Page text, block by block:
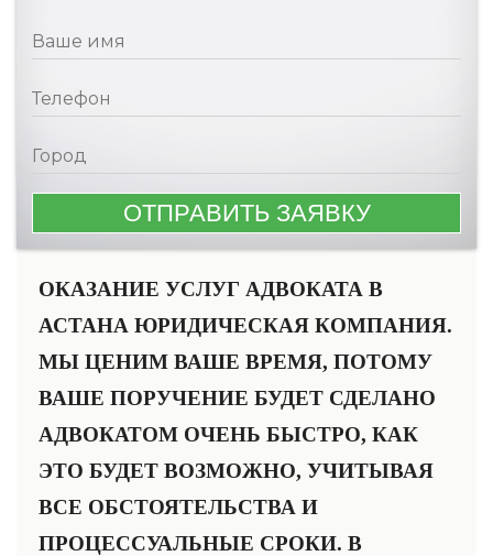
ОКАЗАНИЕ УСЛУГ АДВОКАТА В
АСТАНА ЮРИДИЧЕСКАЯ КОМПАНИЯ.
МЫ ЦЕНИМ ВАШЕ ВРЕМЯ, ПОТОМУ
ВАШЕ ПОРУЧЕНИЕ БУДЕТ СДЕЛАНО
АДВОКАТОМ ОЧЕНЬ БЫСТРО, КАК
ЭТО БУДЕТ ВОЗМОЖНО, УЧИТЫВАЯ
ВСЕ ОБСТОЯТЕЛЬСТВА И
ПРОЦЕССУАЛЬНЫЕ СРОКИ. В